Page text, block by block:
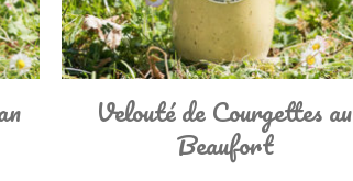
Velouté de Courgettes au
Beaufort